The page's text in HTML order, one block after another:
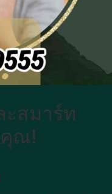
ะสมาร์ท
ณ!